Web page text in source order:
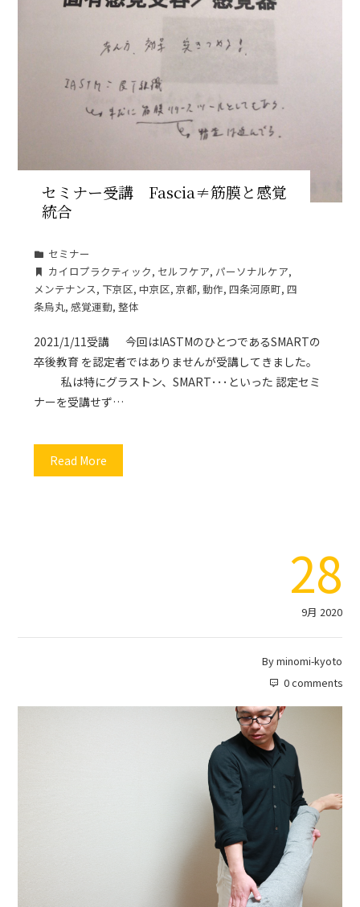
セミナー受講 Fascia≠筋膜と感覚
統合
セミナー
カイロプラクティック, セルフケア, パーソナルケア,
メンテナンス, 下京区,中京区,京都,動作,四条河原町,四
条烏丸,感覚運動,整体
2021/1/11受講 今回はIASTMのひとつであるSMARTの
卒後教育 を認定者ではありませんが受講してきました。
私は特にグラストン、SMART･･･といった 認定セミ
ナーを受講せず…
Read More
28
9月 2020
Byminomi-kyoto
0 comments